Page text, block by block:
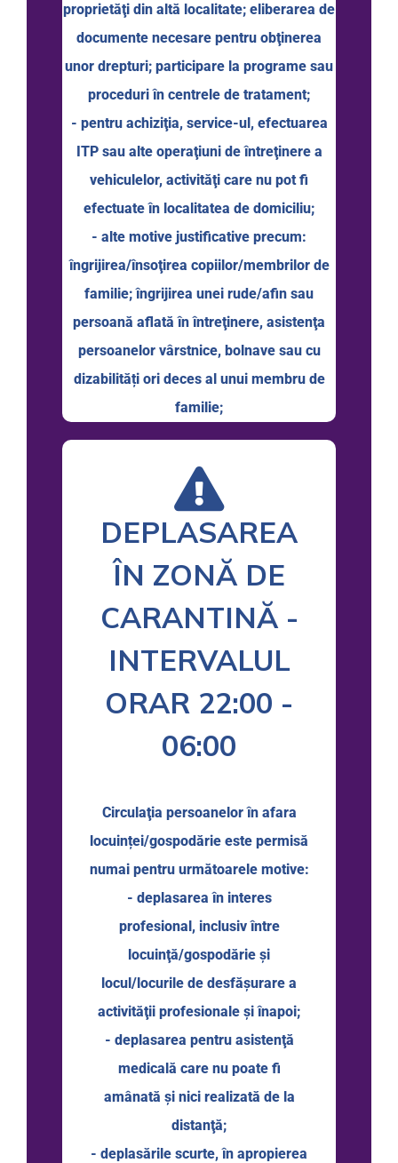
proprietăţi din altă localitate; eliberarea de
documente necesare pentru obţinerea
unor drepturi; participare la programe sau
proceduri în centrele de tratament;
- pentru achiziţia, service-ul, efectuarea
ITP sau alte operaţiuni de întreţinere a
vehiculelor, activităţi care nu pot fi
efectuate în localitatea de domiciliu;
- alte motive justificative precum:
îngrijirea/însoţirea copiilor/membrilor de
familie; îngrijirea unei rude/afin sau
persoană aflată în întreţinere, asistenţa
persoanelor vârstnice, bolnave sau cu
dizabilități ori deces al unui membru de
familie;
DEPLASAREA
ÎN ZONĂ DE
CARANTINĂ -
INTERVALUL
ORAR 22:00 -
06:00
Circulaţia persoanelor în afara
locuinței/gospodărie este permisă
numai pentru următoarele motive:
- deplasarea în interes
profesional, inclusiv între
locuinţă/gospodărie şi
locul/locurile de desfăşurare a
activităţii profesionale şi înapoi;
- deplasarea pentru asistenţă
medicală care nu poate fi
amânată şi nici realizată de la
distanţă;
- deplasările scurte, în apropierea